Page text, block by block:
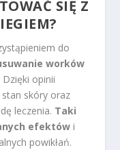
SIĘ Z
do
worków
opinii
skóry oraz
leczenia. Taki
efektów i
powikłań.